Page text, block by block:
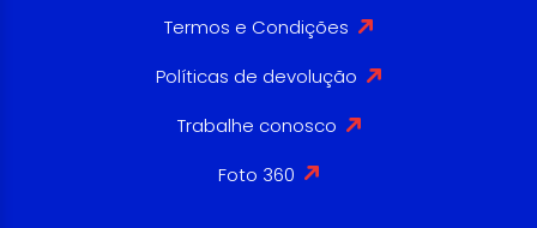
Termos e Condições
Políticas de devolução
Trabalhe conosco
Foto 360